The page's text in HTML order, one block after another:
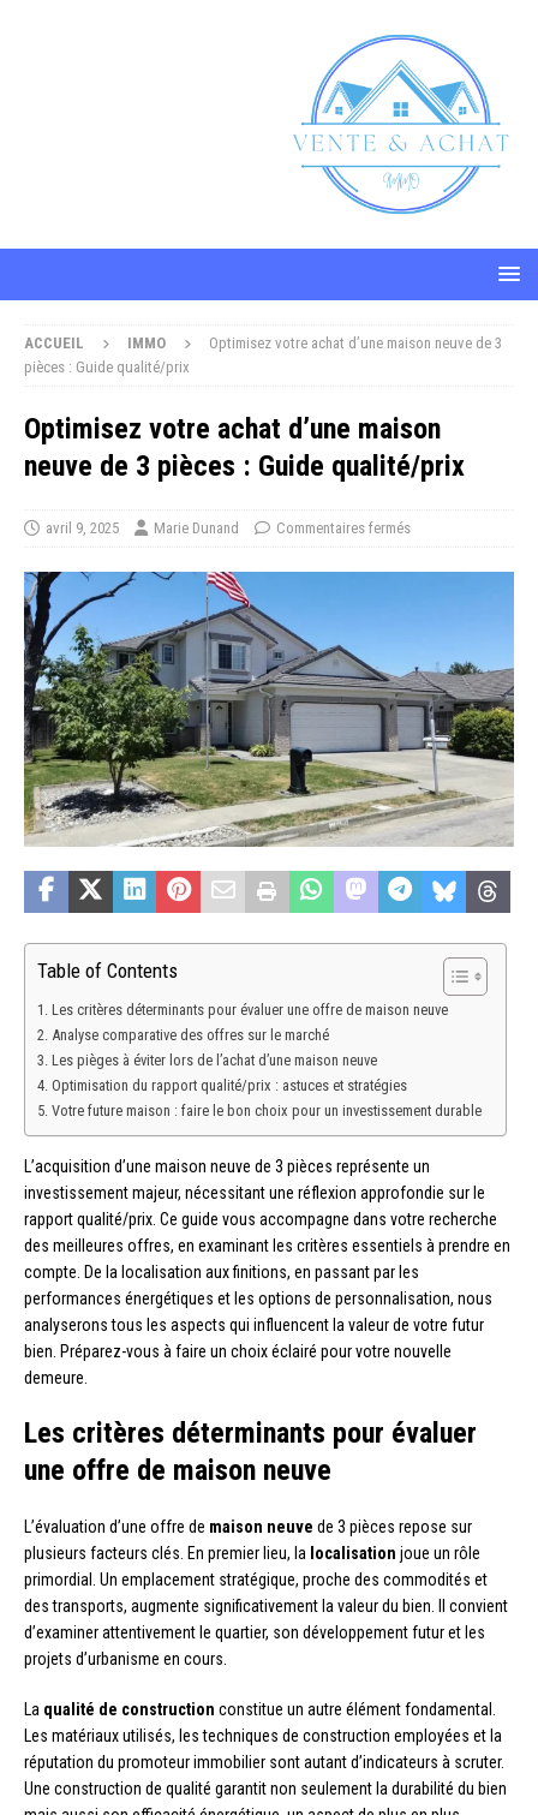
ACCUEIL IMMO
Optimisez votre achat d’une maison neuve de 3
pièces : Guide qualité/prix
Optimisez votre achat d’une maison
neuve de 3 pièces : Guide qualité/prix
avril 9, 2025 Marie Dunand Commentaires fermés
Table of Contents
Les critères déterminants pour évaluer une offre de maison neuve
Analyse comparative des offres sur le marché
Les pièges à éviter lors de l’achat d’une maison neuve
Optimisation du rapport qualité/prix : astuces et stratégies
Votre future maison : faire le bon choix pour un investissement durable
L’acquisition d’une maison neuve de 3 pièces représente un
investissement majeur, nécessitant une réflexion approfondie sur le
rapport qualité/prix. Ce guide vous accompagne dans votre recherche
des meilleures offres, en examinant les critères essentiels à prendre en
compte. De la localisation aux finitions, en passant par les
performances énergétiques et les options de personnalisation, nous
analyserons tous les aspects qui influencent la valeur de votre futur
bien. Préparez-vous à faire un choix éclairé pour votre nouvelle
demeure.
Les critères déterminants pour évaluer
une offre de maison neuve
L’évaluation d’une offre de maison neuve de 3 pièces repose sur
plusieurs facteurs clés. En premier lieu, la localisation joue un rôle
primordial. Un emplacement stratégique, proche des commodités et
des transports, augmente significativement la valeur du bien. Il convient
d’examiner attentivement le quartier, son développement futur et les
projets d’urbanisme en cours.
La qualité de construction constitue un autre élément fondamental.
Les matériaux utilisés, les techniques de construction employées et la
réputation du promoteur immobilier sont autant d’indicateurs à scruter.
Une construction de qualité garantit non seulement la durabilité du bien